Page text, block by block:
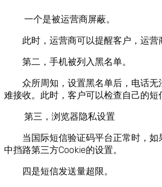
一个是被运营商屏蔽。
此时，运营商可以提醒客户，运营
第二，手机被列入黑名单。
众所周知，设置黑名单后，电话无
难接收。此时，客户可以检查自己的短
第三，浏览器隐私设置
当国际短信验证码平台正常时，如
中挡路第三方Cookie的设置。
四是短信发送量超限。